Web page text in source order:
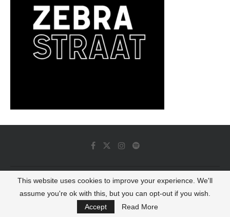
© 2022 - Luminous Dash All Rights Reserved
BACK TO TOP
This website uses cookies to improve your experience. We'll
assume you're ok with this, but you can opt-out if you wish.
Accept
Read More